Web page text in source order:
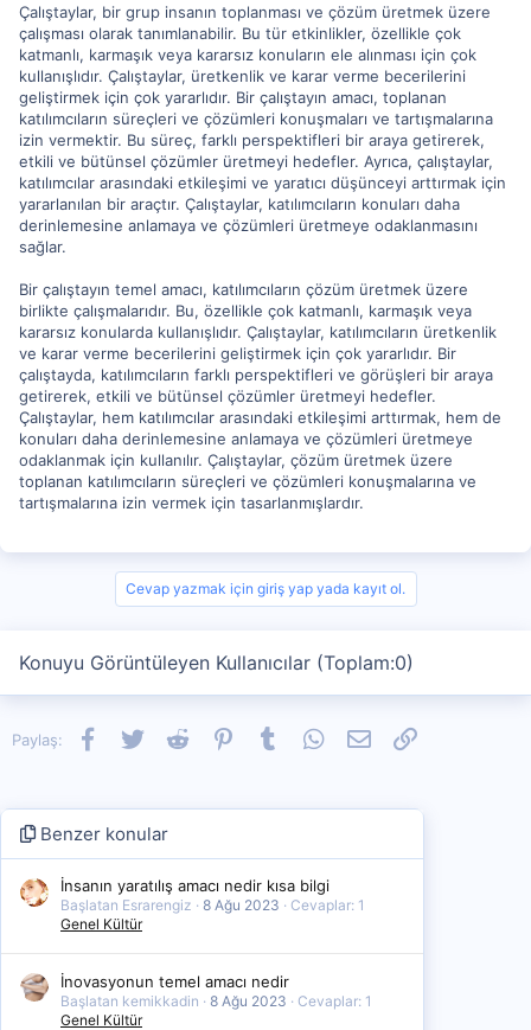
Çalıştaylar, bir grup insanın toplanması ve çözüm üretmek üzere
çalışması olarak tanımlanabilir. Bu tür etkinlikler, özellikle çok
katmanlı, karmaşık veya kararsız konuların ele alınması için çok
kullanışlıdır. Çalıştaylar, üretkenlik ve karar verme becerilerini
geliştirmek için çok yararlıdır. Bir çalıştayın amacı, toplanan
katılımcıların süreçleri ve çözümleri konuşmaları ve tartışmalarına
izin vermektir. Bu süreç, farklı perspektifleri bir araya getirerek,
etkili ve bütünsel çözümler üretmeyi hedefler. Ayrıca, çalıştaylar,
katılımcılar arasındaki etkileşimi ve yaratıcı düşünceyi arttırmak için
yararlanılan bir araçtır. Çalıştaylar, katılımcıların konuları daha
derinlemesine anlamaya ve çözümleri üretmeye odaklanmasını
sağlar.
Bir çalıştayın temel amacı, katılımcıların çözüm üretmek üzere
birlikte çalışmalarıdır. Bu, özellikle çok katmanlı, karmaşık veya
kararsız konularda kullanışlıdır. Çalıştaylar, katılımcıların üretkenlik
ve karar verme becerilerini geliştirmek için çok yararlıdır. Bir
çalıştayda, katılımcıların farklı perspektifleri ve görüşleri bir araya
getirerek, etkili ve bütünsel çözümler üretmeyi hedefler.
Çalıştaylar, hem katılımcılar arasındaki etkileşimi arttırmak, hem de
konuları daha derinlemesine anlamaya ve çözümleri üretmeye
odaklanmak için kullanılır. Çalıştaylar, çözüm üretmek üzere
toplanan katılımcıların süreçleri ve çözümleri konuşmalarına ve
tartışmalarına izin vermek için tasarlanmışlardır.
Cevap yazmak için giriş yap yada kayıt ol.
Konuyu Görüntüleyen Kullanıcılar (Toplam:0)
Paylaş: Facebook
TwitterReddit PinterestTumblrWhatsApp
E-postaLink
Benzer konular
İnsanın yaratılış amacı nedir kısa bilgi
Başlatan Esrarengiz 8 Ağu 2023
Cevaplar: 1
Genel Kültür
İnovasyonun temel amacı nedir
Başlatan kemikkadin 8 Ağu 2023
Cevaplar: 1
Genel Kültür